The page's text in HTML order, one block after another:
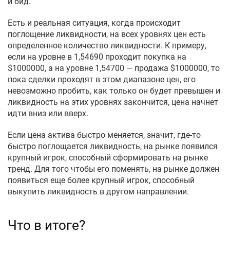
Есть и реальная ситуация, когда происходит
поглощение ликвидности, на всех уровнях цен есть
определенное количество ликвидности. К примеру,
если на уровне в 1,54690 проходит покупка на
$1000000, а на уровне 1,54700 — продажа $1000000, то
пока сделки проходят в этом диапазоне цен, его
невозможно пробить, как только он будет превышен и
ликвидность на этих уровнях закончится, цена начнет
идти вниз или вверх.
Если цена актива быстро меняется, значит, где-то
быстро поглощается ликвидность, на рынке появился
крупный игрок, способный сформировать на рынке
тренд. Для того чтобы его поменять, на рынке должен
появиться еще более крупный игрок, способный
выкупить ликвидность в другом направлении.
Что в итоге?